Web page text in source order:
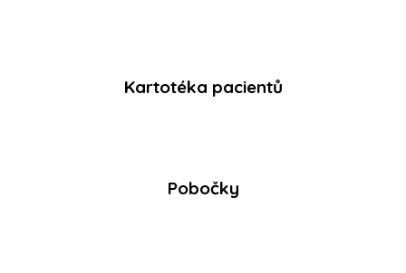
Kartotéka pacientů
Pobočky